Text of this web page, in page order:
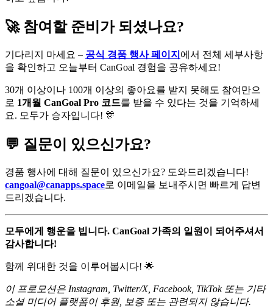
🚀 참여할 준비가 되셨나요?
기다리지 마세요 – 공식 경품 행사 페이지 에서 전체 세부사항
을 확인하고 오늘부터 CanGoal 경험을 공유하세요!
30개 이상이나 100개 이상의 좋아요를 받지 못해도 참여만으
로 1개월 CanGoal Pro 코드를 받을 수 있다는 것을 기억하세
요. 모두가 승자입니다! 🎊
💬 질문이 있으신가요?
경품 행사에 대해 질문이 있으신가요? 도와드리겠습니다!
cangoal@canapps.space로 이메일을 보내주시면 빠르게 답변
드리겠습니다.
모두에게 행운을 빕니다. CanGoal 가족의 일원이 되어주셔서
감사합니다!
함께 위대한 것을 이루어봅시다! 🌟
이 프로모션은 Instagram, Twitter/X, Facebook, TikTok 또는 기타
소셜 미디어 플랫폼이 후원, 보증 또는 관련되지 않습니다.